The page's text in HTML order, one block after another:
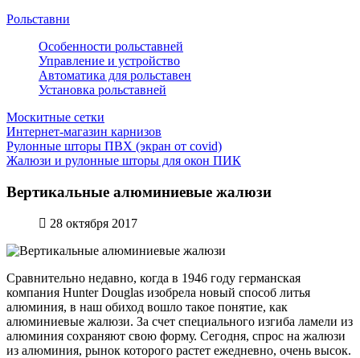
Рольставни
Особенности рольставней
Управление и устройство
Автоматика для рольставен
Установка рольставней
Москитные сетки
Интернет-магазин карнизов
Рулонные шторы ПВХ (экран от covid)
Жалюзи и рулонные шторы для окон ПИК
Вертикальные алюминиевые жалюзи
28 октября 2017
Сравнительно недавно, когда в 1946 году германская
компания Hunter Douglas изобрела новый способ литья
алюминия, в наш обиход вошло такое понятие, как
алюминиевые жалюзи. За счет специального изгиба ламели из
алюминия сохраняют свою форму. Сегодня, спрос на жалюзи
из алюминия, рынок которого растет ежедневно, очень высок.